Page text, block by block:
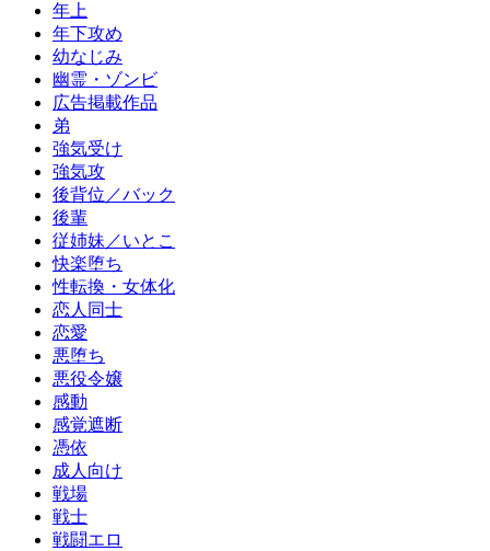
年上
年下攻め
幼なじみ
幽霊・ゾンビ
広告掲載作品
弟
強気受け
強気攻
後背位／バック
後輩
従姉妹／いとこ
快楽堕ち
性転換・女体化
恋人同士
恋愛
悪堕ち
悪役令嬢
感動
感覚遮断
憑依
成人向け
戦場
戦士
戦闘エロ